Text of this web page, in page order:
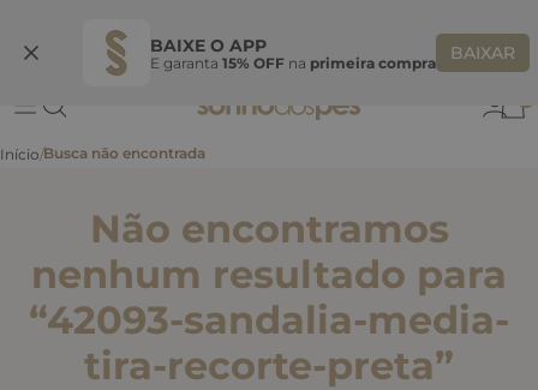
BAIXE O APP
E garanta 15% OFF na primeira compra BAIXAR
BEMVINDASONHO
Não encontramos
nenhum resultado para
“42093-sandalia-media-
tira-recorte-preta”